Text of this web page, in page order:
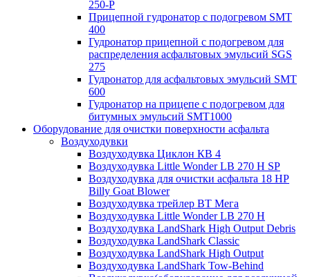
250-P
Прицепной гудронатор с подогревом SMT
400
Гудронатор прицепной с подогревом для
распределения асфальтовых эмульсий SGS
275
Гудронатор для асфальтовых эмульсий SMT
600
Гудронатор на прицепе с подогревом для
битумных эмульсий SMT1000
Оборудование для очистки поверхности асфальта
Воздуходувки
Воздуходувка Циклон КВ 4
Воздуходувка Little Wonder LB 270 H SP
Воздуходувка для очистки асфальта 18 HP
Billy Goat Blower
Воздуходувка трейлер ВТ Мега
Воздуходувка Little Wonder LB 270 H
Воздуходувка LandShark High Оutput Debris
Воздуходувка LandShark Classic
Воздуходувка LandShark High Output
Воздуходувка LandShark Tow-Behind